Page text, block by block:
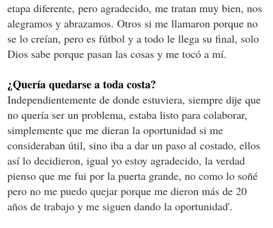
etapa diferente, pero agradecido, me tratan muy bien, nos
alegramos y abrazamos. Otros si me llamaron porque no
se lo creían, pero es fútbol y a todo le llega su final, solo
Dios sabe porque pasan las cosas y me tocó a mí.
¿Quería quedarse a toda costa?
Independientemente de donde estuviera, siempre dije que
no quería ser un problema, estaba listo para colaborar,
simplemente que me dieran la oportunidad si me
consideraban útil, sino iba a dar un paso al costado, ellos
así lo decidieron, igual yo estoy agradecido, la verdad
pienso que me fui por la puerta grande, no como lo soñé
pero no me puedo quejar porque me dieron más de 20
años de trabajo y me siguen dando la oportunidad'.